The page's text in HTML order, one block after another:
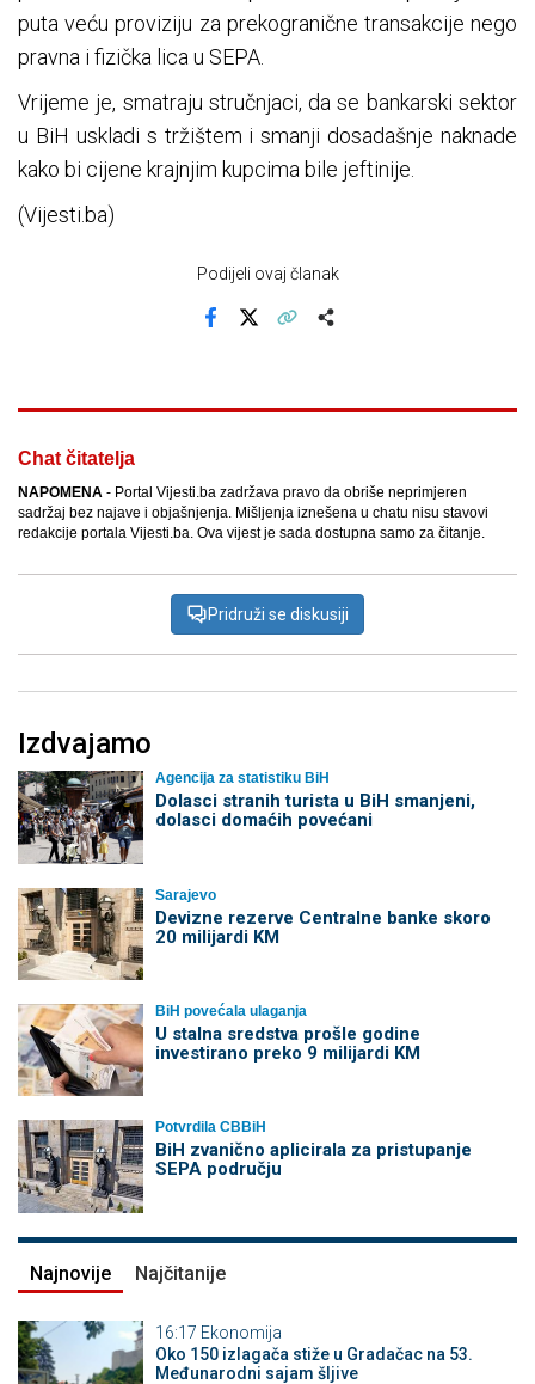
puta veću proviziju za prekogranične transakcije nego
pravna i fizička lica u SEPA.
Vrijeme je, smatraju stručnjaci, da se bankarski sektor
u BiH uskladi s tržištem i smanji dosadašnje naknade
kako bi cijene krajnjim kupcima bile jeftinije.
(Vijesti.ba)
Podijeli ovaj članak
Chat čitatelja
NAPOMENA - Portal Vijesti.ba zadržava pravo da obriše neprimjeren
sadržaj bez najave i objašnjenja. Mišljenja iznešena u chatu nisu stavovi
redakcije portala Vijesti.ba. Ova vijest je sada dostupna samo za čitanje.
Pridruži se diskusiji
Izdvajamo
Agencija za statistiku BiH
Dolasci stranih turista u BiH smanjeni,
dolasci domaćih povećani
Sarajevo
Devizne rezerve Centralne banke skoro
20 milijardi KM
BiH povećala ulaganja
U stalna sredstva prošle godine
investirano preko 9 milijardi KM
Potvrdila CBBiH
BiH zvanično aplicirala za pristupanje
SEPA području
Najnovije Najčitanije
16:17 Ekonomija
Oko 150 izlagača stiže u Gradačac na 53.
Međunarodni sajam šljive